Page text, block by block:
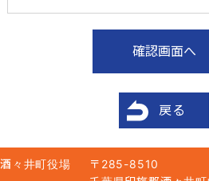
戻る
酒々井町役場
〒285-8510